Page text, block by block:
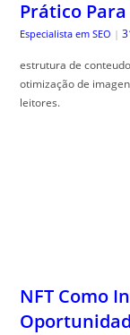
Prático
Especialista em SEO |
estrutura de
otimização de
leitores.
NFT Como